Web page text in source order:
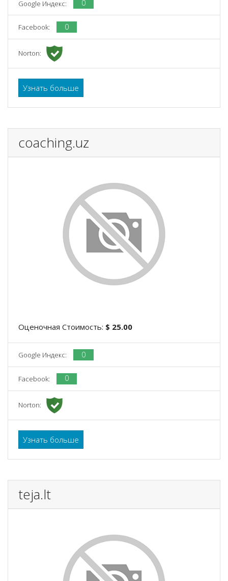
Google Индекс: 0
Facebook: 0
Norton:
Узнать больше
coaching.uz
Оценочная Стоимость: $ 25.00
Google Индекс: 0
Facebook: 0
Norton:
Узнать больше
teja.lt